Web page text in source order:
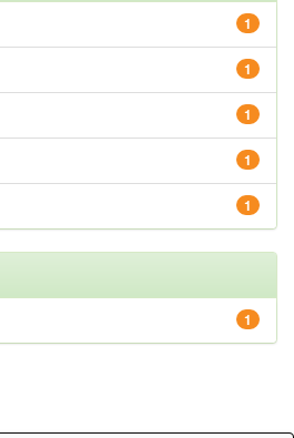
1
1
1
1
1
1